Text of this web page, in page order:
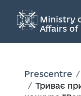
Ministry
Affairs of
Prescentre
Триває